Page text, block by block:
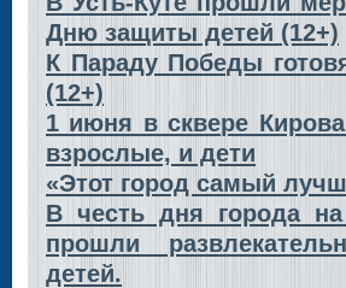
Дню защиты детей (12+)
К Параду Победы
(12+)
1 июня в сквере
взрослые, и дети
«Этот город самый
В честь дня города
прошли
детей.